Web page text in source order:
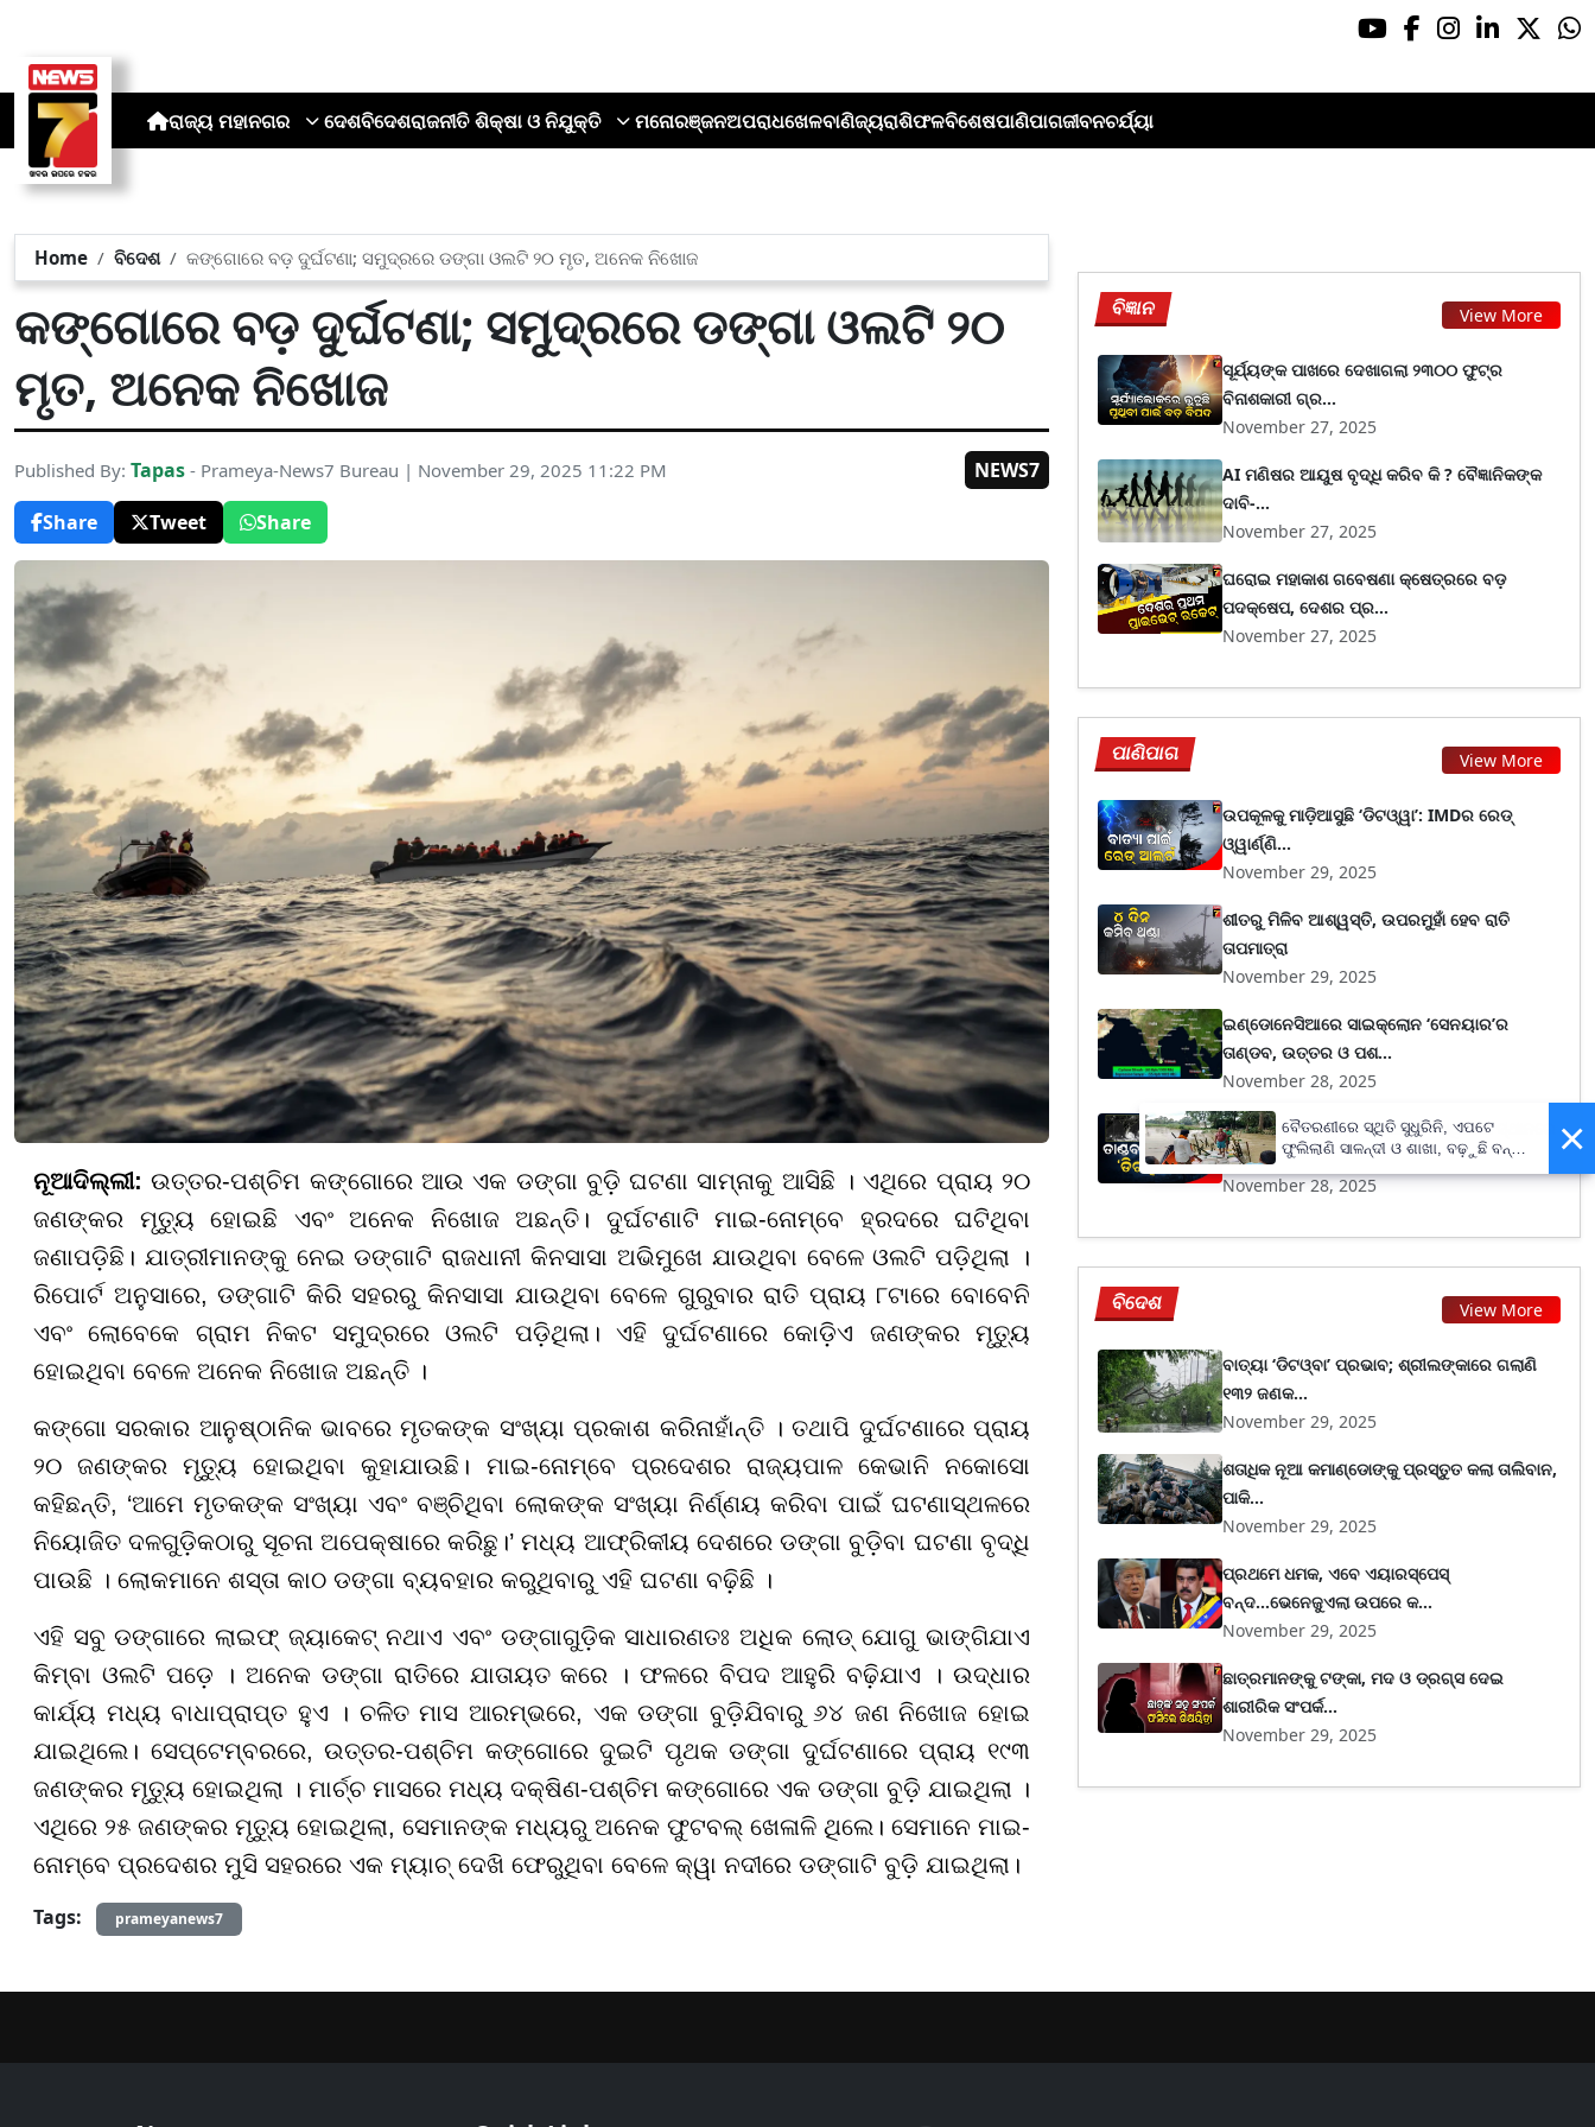
ରାଜ୍ୟ ମହାନଗର ଦେଶବିଦେଶରାଜନୀତି ଶିକ୍ଷା ଓ ନିଯୁକ୍ତି ମନୋରଞ୍ଜନଅପରାଧଖେଳବାଣିଜ୍ୟରାଶିଫଳବିଶେଷପାଣିପାଗଜୀବନଚର୍ଯ୍ୟା
Home ବିଦେଶ କଙ୍ଗୋରେ ବଡ଼ ଦୁର୍ଘଟଣା; ସମୁଦ୍ରରେ ଡଙ୍ଗା ଓଲଟି ୨୦ ମୃତ, ଅନେକ ନିଖୋଜ
କଙ୍ଗୋରେ ବଡ଼ ଦୁର୍ଘଟଣା; ସମୁଦ୍ରରେ ଡଙ୍ଗା ଓଲଟି ୨୦
ମୃତ, ଅନେକ ନିଖୋଜ
Published By: Tapas - Prameya-News7 Bureau | November 29, 2025 11:22 PM
NEWS7
Share
Tweet Share
ନୂଆଦିଲ୍ଲୀ:ଉତ୍ତର-ପଶ୍ଚିମ କଙ୍ଗୋରେ ଆଉ ଏକ ଡଙ୍ଗା ବୁଡ଼ି ଘଟଣା ସାମ୍ନାକୁ ଆସିଛି । ଏଥିରେ ପ୍ରାୟ ୨୦
ଜଣଙ୍କର ମୃତ୍ୟୁ ହୋଇଛି ଏବଂ ଅନେକ ନିଖୋଜ ଅଛନ୍ତି। ଦୁର୍ଘଟଣାଟି ମାଇ-ନୋମ୍ବେ ହ୍ରଦରେ ଘଟିଥିବା
ଜଣାପଡ଼ିଛି। ଯାତ୍ରୀମାନଙ୍କୁ ନେଇ ଡଙ୍ଗାଟି ରାଜଧାନୀ କିନସାସା ଅଭିମୁଖେ ଯାଉଥିବା ବେଳେ ଓଲଟି ପଡ଼ିଥିଲା ।
ରିପୋର୍ଟ ଅନୁସାରେ, ଡଙ୍ଗାଟି କିରି ସହରରୁ କିନସାସା ଯାଉଥିବା ବେଳେ ଗୁରୁବାର ରାତି ପ୍ରାୟ ୮ଟାରେ ବୋବେନି
ଏବଂ ଲୋବେକେ ଗ୍ରାମ ନିକଟ ସମୁଦ୍ରରେ ଓଲଟି ପଡ଼ିଥିଲା। ଏହି ଦୁର୍ଘଟଣାରେ କୋଡ଼ିଏ ଜଣଙ୍କର ମୃତ୍ୟୁ
ହୋଇଥିବା ବେଳେ ଅନେକ ନିଖୋଜ ଅଛନ୍ତି ।
କଙ୍ଗୋ ସରକାର ଆନୁଷ୍ଠାନିକ ଭାବରେ ମୃତକଙ୍କ ସଂଖ୍ୟା ପ୍ରକାଶ କରିନାହାଁନ୍ତି । ତଥାପି ଦୁର୍ଘଟଣାରେ ପ୍ରାୟ
୨୦ ଜଣଙ୍କର ମୃତ୍ୟୁ ହୋଇଥିବା କୁହାଯାଉଛି। ମାଇ-ନୋମ୍ବେ ପ୍ରଦେଶର ରାଜ୍ୟପାଳ କେଭାନି ନକୋସୋ
କହିଛନ୍ତି, ‘ଆମେ ମୃତକଙ୍କ ସଂଖ୍ୟା ଏବଂ ବଞ୍ଚିଥିବା ଲୋକଙ୍କ ସଂଖ୍ୟା ନିର୍ଣ୍ଣୟ କରିବା ପାଇଁ ଘଟଣାସ୍ଥଳରେ
ନିୟୋଜିତ ଦଳଗୁଡ଼ିକଠାରୁ ସୂଚନା ଅପେକ୍ଷାରେ କରିଛୁ।’ ମଧ୍ୟ ଆଫ୍ରିକୀୟ ଦେଶରେ ଡଙ୍ଗା ବୁଡ଼ିବା ଘଟଣା ବୃଦ୍ଧି
ପାଉଛି । ଲୋକମାନେ ଶସ୍ତା କାଠ ଡଙ୍ଗା ବ୍ୟବହାର କରୁଥିବାରୁ ଏହି ଘଟଣା ବଢ଼ିଛି ।
ଏହି ସବୁ ଡଙ୍ଗାରେ ଲାଇଫ୍ ଜ୍ୟାକେଟ୍ ନଥାଏ ଏବଂ ଡଙ୍ଗାଗୁଡ଼ିକ ସାଧାରଣତଃ ଅଧିକ ଲୋଡ୍ ଯୋଗୁ ଭାଙ୍ଗିଯାଏ
କିମ୍ବା ଓଲଟି ପଡ଼େ । ଅନେକ ଡଙ୍ଗା ରାତିରେ ଯାତାୟତ କରେ । ଫଳରେ ବିପଦ ଆହୁରି ବଢ଼ିଯାଏ । ଉଦ୍ଧାର
କାର୍ଯ୍ୟ ମଧ୍ୟ ବାଧାପ୍ରାପ୍ତ ହୁଏ । ଚଳିତ ମାସ ଆରମ୍ଭରେ, ଏକ ଡଙ୍ଗା ବୁଡ଼ିଯିବାରୁ ୬୪ ଜଣ ନିଖୋଜ ହୋଇ
ଯାଇଥିଲେ। ସେପ୍ଟେମ୍ବରରେ, ଉତ୍ତର-ପଶ୍ଚିମ କଙ୍ଗୋରେ ଦୁଇଟି ପୃଥକ ଡଙ୍ଗା ଦୁର୍ଘଟଣାରେ ପ୍ରାୟ ୧୯୩
ଜଣଙ୍କର ମୃତ୍ୟୁ ହୋଇଥିଲା । ମାର୍ଚ୍ଚ ମାସରେ ମଧ୍ୟ ଦକ୍ଷିଣ-ପଶ୍ଚିମ କଙ୍ଗୋରେ ଏକ ଡଙ୍ଗା ବୁଡ଼ି ଯାଇଥିଲା ।
ଏଥିରେ ୨୫ ଜଣଙ୍କର ମୃତ୍ୟୁ ହୋଇଥିଲା, ସେମାନଙ୍କ ମଧ୍ୟରୁ ଅନେକ ଫୁଟବଲ୍ ଖେଳାଳି ଥିଲେ। ସେମାନେ ମାଇ-
ନୋମ୍ବେ ପ୍ରଦେଶର ମୁସି ସହରରେ ଏକ ମ୍ୟାଚ୍ ଦେଖି ଫେରୁଥିବା ବେଳେ କ୍ୱା ନଦୀରେ ଡଙ୍ଗାଟି ବୁଡ଼ି ଯାଇଥିଲା।
Tags:
prameyanews7
ବିଜ୍ଞାନ View More
ସୂର୍ଯ୍ୟଙ୍କ ପାଖରେ ଦେଖାଗଲା ୨୩୦୦ ଫୁଟ୍‌ର
ବିନାଶକାରୀ ଗ୍ର...
November 27, 2025
AI ମଣିଷର ଆୟୁଷ ବୃଦ୍ଧି କରିବ କି ? ବୈଜ୍ଞାନିକଙ୍କ
ଦାବି-...
November 27, 2025
ଘରୋଇ ମହାକାଶ ଗବେଷଣା କ୍ଷେତ୍ରରେ ବଡ଼
ପଦକ୍ଷେପ, ଦେଶର ପ୍ର...
November 27, 2025
ପାଣିପାଗ View More
ଉପକୂଳକୁ ମାଡ଼ିଆସୁଛି ‘ଡିଟଓ୍ୱା’: IMDର ରେଡ୍
ଓ୍ୱାର୍ଣ୍ଣି...
November 29, 2025
ଶୀତରୁ ମିଳିବ ଆଶ୍ୱସ୍ତି, ଉପରମୁହାଁ ହେବ ରାତି
ତାପମାତ୍ରା
November 29, 2025
ଇଣ୍ଡୋନେସିଆରେ ସାଇକ୍ଲୋନ ‘ସେନୟାର’ର
ତାଣ୍ଡବ, ଉତ୍ତର ଓ ପଶ...
November 28, 2025
ମାଡ଼ି ଆସୁଛି ‘ଡିଟୱା’, ତାମିଲନାଡୁର ଅଧିକାଂଶ ସ୍ଥାନରେ
୩୦...
November 28, 2025
ବିଦେଶ View More
ବାତ୍ୟା ‘ଡିଟଓ୍ବା’ ପ୍ରଭାବ; ଶ୍ରୀଲଙ୍କାରେ ଗଲାଣି
୧୩୨ ଜଣକ...
November 29, 2025
ଶତାଧିକ ନୂଆ କମାଣ୍ଡୋଙ୍କୁ ପ୍ରସ୍ତୁତ କଲା ତାଲିବାନ,
ପାକି...
November 29, 2025
ପ୍ରଥମେ ଧମକ, ଏବେ ଏୟାରସ୍ପେସ୍
ବନ୍ଦ...ଭେନେଜୁଏଲା ଉପରେ କ...
November 29, 2025
ଛାତ୍ରମାନଙ୍କୁ ଟଙ୍କା, ମଦ ଓ ଡ୍ରଗ୍ସ ଦେଇ
ଶାରୀରିକ ସଂପର୍କ...
November 29, 2025
×
ବୈତରଣୀରେ ସ୍ଥିତି ସୁଧୁରିନି, ଏପଟେ
ଫୁଲିଲାଣି ସାଳନ୍ଦୀ ଓ ଶାଖା, ବଢ଼ୁଛି ବନ୍ୟା